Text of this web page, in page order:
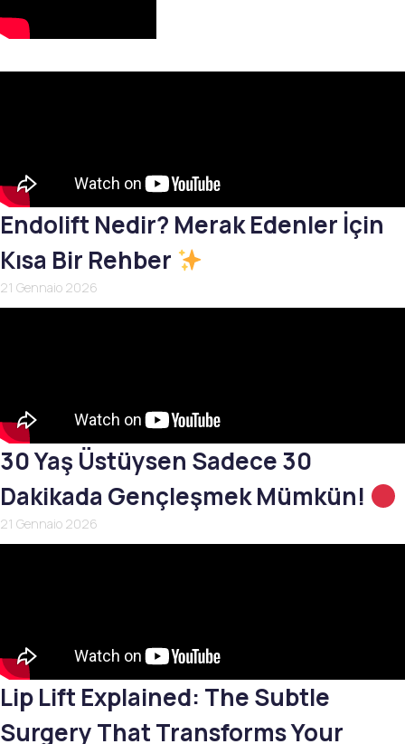
Endolift Nedir? Merak Edenler İçin
Kısa Bir Rehber
21 Gennaio 2026
30 Yaş Üstüysen Sadece 30
Dakikada Gençleşmek Mümkün!
21 Gennaio 2026
Lip Lift Explained: The Subtle
Surgery That Transforms Your